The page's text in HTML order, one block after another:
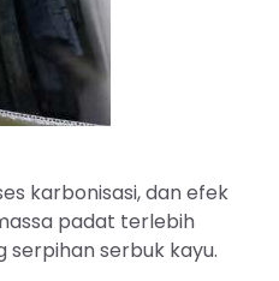
karbonisasi, dan efek
padat terlebih
serbuk kayu.